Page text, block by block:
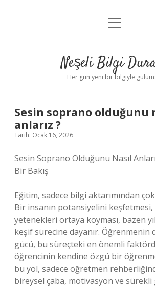
Anasayfa
Yasal Uyarı
menüyü
Neşeli Bilgi
Her gün yeni bir bilgiyle
Sesin soprano olduğunu
anlarız ?
Tarih: Ocak 16, 2026
Sesin Soprano Olduğunu Nasıl
Bir Bakış
Eğitim, sadece bilgi aktarımından
Bir insanın potansiyelini
yetenekleri ortaya koyması, bazen
keşif sürecine dayanır. Öğrenmenin
gücü, bu süreçteki en önemli
öğrencinin kendine özgü bir
bu yol, sadece öğretmen
bireysel çaba, motivasyon ve